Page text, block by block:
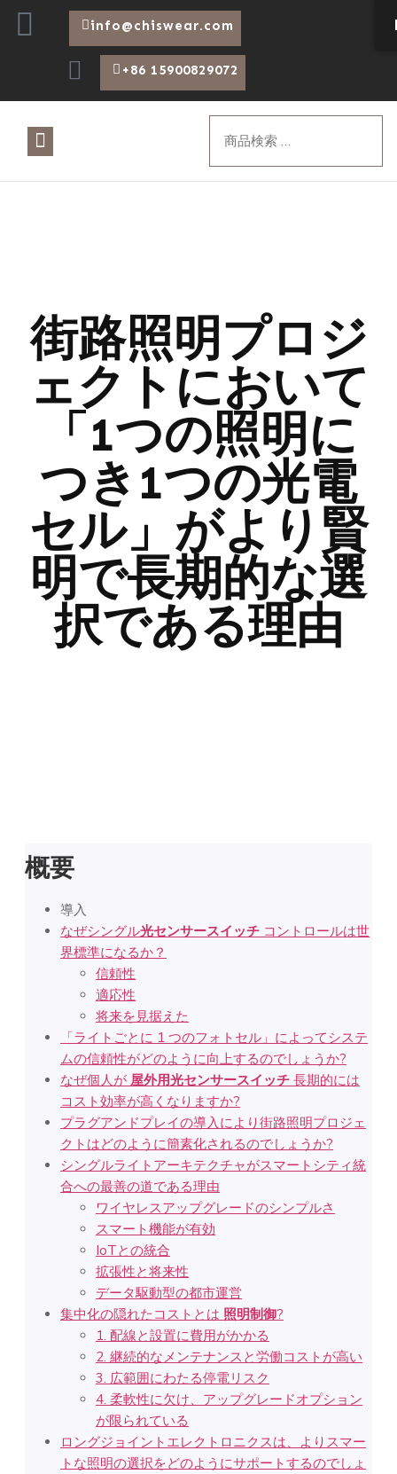
info@chiswear.com
+86 15900829072
街路照明プロジ
ェクトにおいて
「1つの照明に
つき1つの光電
セル」がより賢
明で長期的な選
択である理由
概要
導入
なぜシングル光センサースイッチ コントロールは世
界標準になるか？
信頼性
適応性
将来を見据えた
「ライトごとに 1 つのフォトセル」によってシステ
ムの信頼性がどのように向上するのでしょうか?
なぜ個人が 屋外用光センサースイッチ 長期的には
コスト効率が高くなりますか?
プラグアンドプレイの導入により街路照明プロジェ
クトはどのように簡素化されるのでしょうか?
シングルライトアーキテクチャがスマートシティ統
合への最善の道である理由
ワイヤレスアップグレードのシンプルさ
スマート機能が有効
IoTとの統合
拡張性と将来性
データ駆動型の都市運営
集中化の隠れたコストとは 照明制御?
1. 配線と設置に費用がかかる
2. 継続的なメンテナンスと労働コストが高い
3. 広範囲にわたる停電リスク
4. 柔軟性に欠け、アップグレードオプション
が限られている
ロングジョイントエレクトロニクスは、よりスマー
トな照明の選択をどのようにサポートするのでしょ